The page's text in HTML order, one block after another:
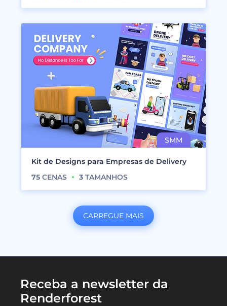
Kit de Designs para Empresas de Delivery
75 CENAS 3 TAMANHOS
CARREGUE MAIS
Receba a newsletter da
Renderforest